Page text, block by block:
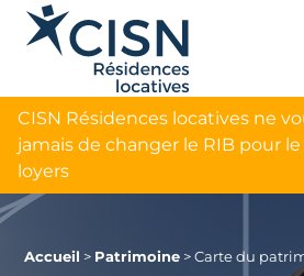
CISN Résidences locatives ne
jamais de changer le RIB pour
loyers
Accueil > Patrimoine >Carte du